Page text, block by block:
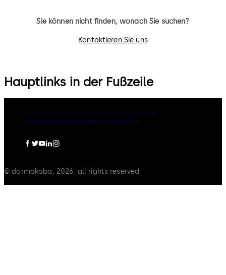
Sie können nicht finden, wonach Sie suchen?
Kontaktieren Sie uns
Hauptlinks in der Fußzeile
© dormakaba, 2026, all rights reserved